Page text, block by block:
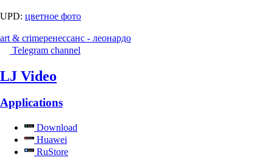
UPD: цветное фото
art & crimeренессанс - леонардо
Telegram channel
LJ Video
Applications
Download
Huawei
RuStore